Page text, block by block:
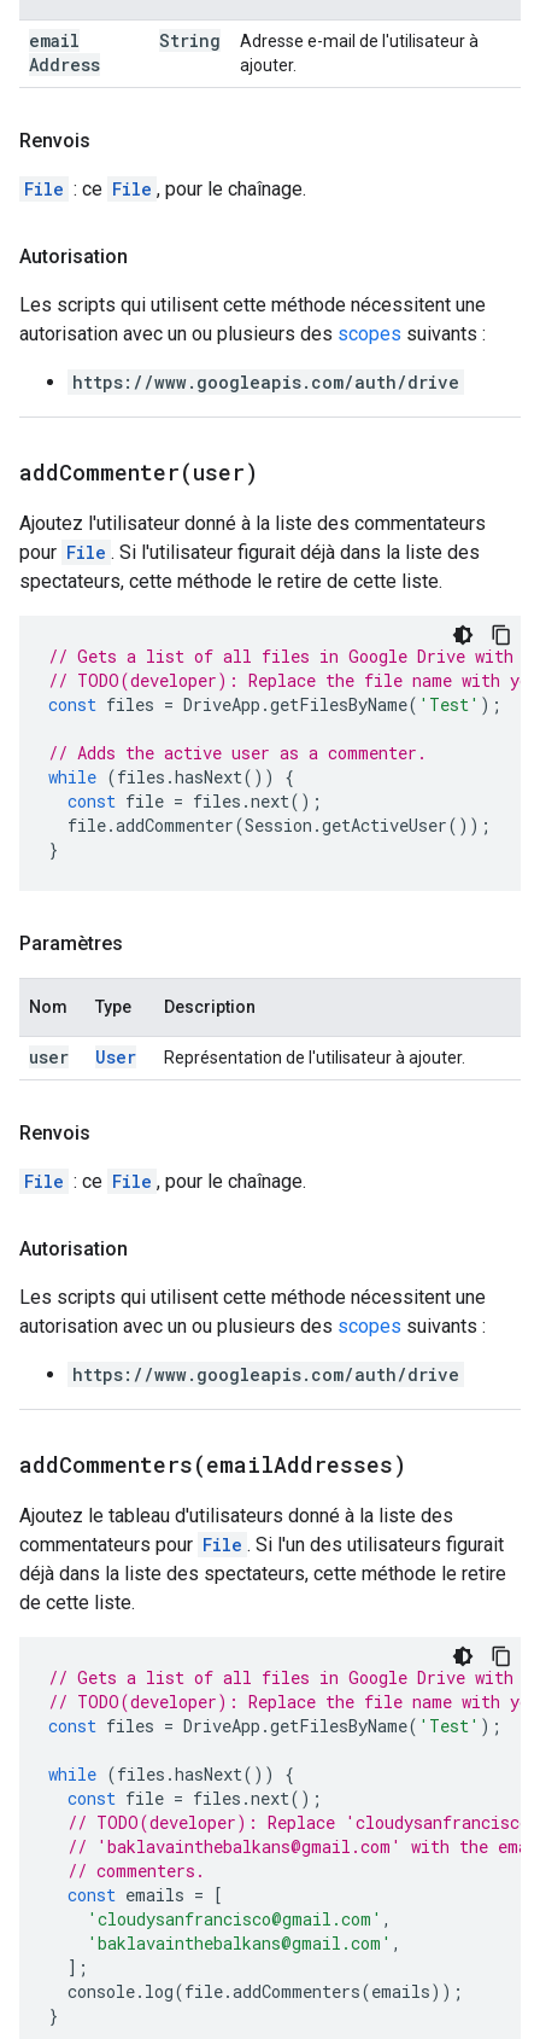
email
Address
String
Adresse e-mail de l'utilisateur à
ajouter.
Renvois
File : ce File , pour le chaînage.
Autorisation
Les scripts qui utilisent cette méthode nécessitent une
autorisation avec un ou plusieurs des scopes suivants :
https://www.googleapis.com/auth/drive
addCommenter(user)
Ajoutez l'utilisateur donné à la liste des commentateurs
pour File . Si l'utilisateur figurait déjà dans la liste des
spectateurs, cette méthode le retire de cette liste.
// Gets a list of all files in Google Drive with
// TODO(developer): Replace the file name with
const files = DriveApp .getFilesByName( 'Test' );
// Adds the active user as a commenter.
while (files .hasNext())
{
const file = files .next();
file.addCommenter(Session .getActiveUser());
}
Paramètres
Nom Type Description
user User Représentation de l'utilisateur à ajouter.
Renvois
File : ce File , pour le chaînage.
Autorisation
Les scripts qui utilisent cette méthode nécessitent une
autorisation avec un ou plusieurs des scopes suivants :
https://www.googleapis.com/auth/drive
addCommenters(emailAddresses)
Ajoutez le tableau d'utilisateurs donné à la liste des
commentateurs pour File . Si l'un des utilisateurs figurait
déjà dans la liste des spectateurs, cette méthode le retire
de cette liste.
// Gets a list of all files in Google Drive with
// TODO(developer): Replace the file name with
const files = DriveApp .getFilesByName( 'Test' );
while (files .hasNext())
{
const file = files .next();
// TODO(developer): Replace
// 'baklavainthebalkans@gmail.com' with the
// commenters.
const emails = [
'cloudysanfrancisco@gmail.com' ,
'baklavainthebalkans@gmail.com' ,
];
console. log(file.addCommenters(emails));
}